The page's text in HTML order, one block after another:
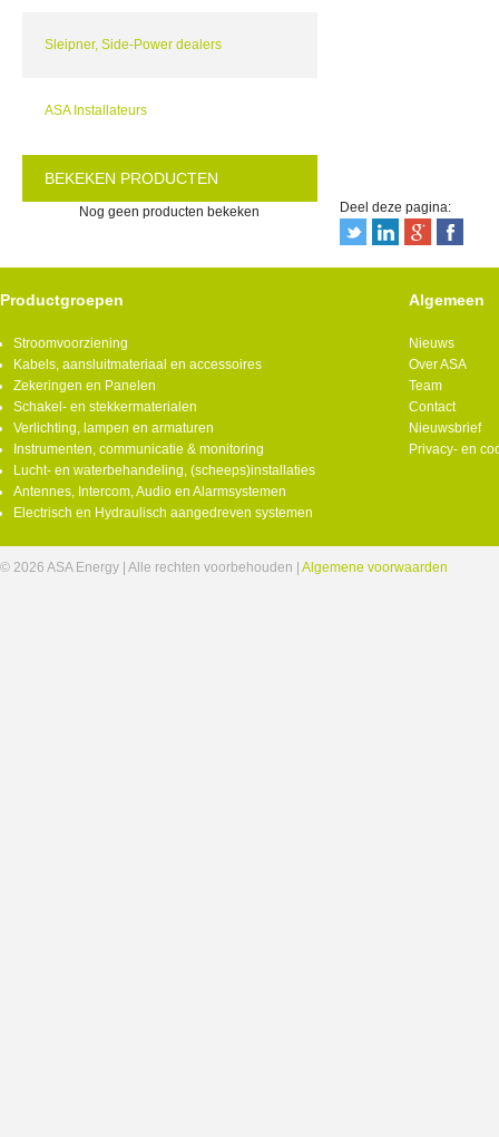
Sleipner, Side-Power dealers
ASA Installateurs
BEKEKEN PRODUCTEN
Nog geen producten bekeken Deel deze pagina:
Productgroepen
Stroomvoorziening
Kabels, aansluitmateriaal en accessoires
Zekeringen en Panelen
Schakel- en stekkermaterialen
Verlichting, lampen en armaturen
Instrumenten, communicatie & monitoring
Lucht- en waterbehandeling, (scheeps)installaties
Antennes, Intercom, Audio en Alarmsystemen
Electrisch en Hydraulisch aangedreven systemen
Algemeen
Nieuws
Over ASA
Team
Contact
Nieuwsbrief
Privacy- en
© 2026 ASA Energy | Alle rechten voorbehouden | Algemene voorwaarden